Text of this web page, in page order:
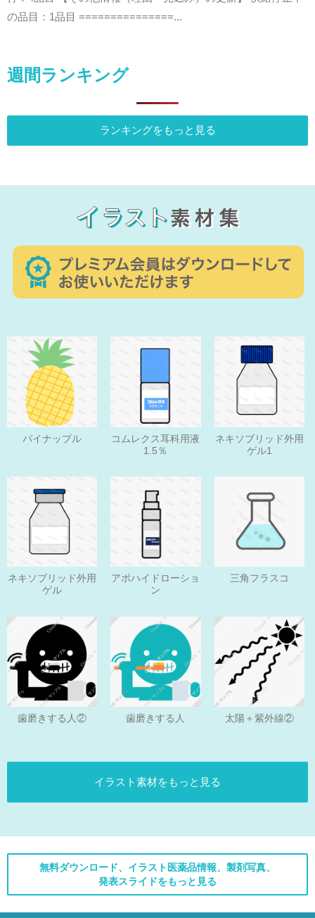
の品目：1品目 ===============...
週間ランキング
ランキングをもっと見る
パイナップル
コムレクス耳科用液
1.5％
ネキソブリッド外用
ゲル1
ネキソブリッド外用
ゲル
アポハイドローショ
ン
三角フラスコ
歯磨きする人② 歯磨きする人 太陽＋紫外線②
イラスト素材をもっと見る
無料ダウンロード、イラスト医薬品情報、製剤写真、
発表スライドをもっと見る